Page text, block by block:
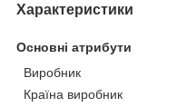
Характеристики
Основні атрибути
Виробник
Країна виробник